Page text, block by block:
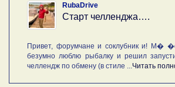
RubaDrive
Старт челленджа….
Привет, форумчане и соклубник и! М�
безумно люблю рыбалку и решил
челлендж по обмену (в стиле ... Читать